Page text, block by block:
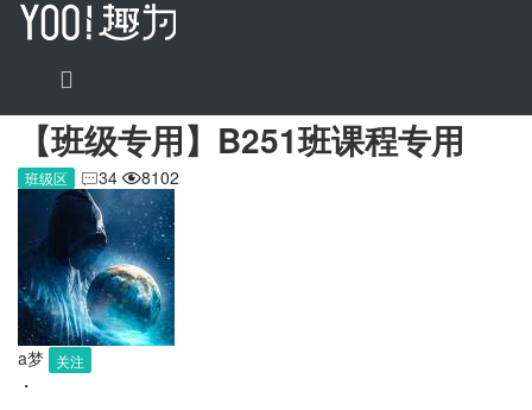
【班级专用】B251班课程专用
班级区 34 8102
a梦 关注
・